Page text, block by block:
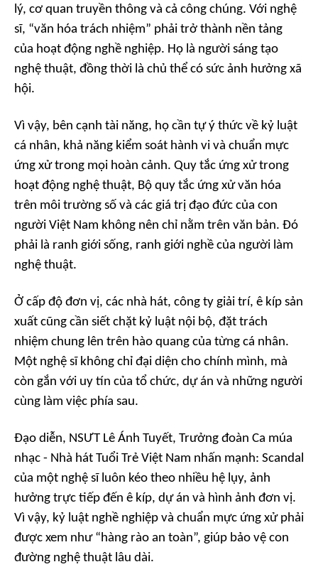
lý, cơ quan truyền thông và cả công chúng. Với nghệ
sĩ, “văn hóa trách nhiệm” phải trở thành nền tảng
của hoạt động nghề nghiệp. Họ là người sáng tạo
nghệ thuật, đồng thời là chủ thể có sức ảnh hưởng xã
hội.
Vì vậy, bên cạnh tài năng, họ cần tự ý thức về kỷ luật
cá nhân, khả năng kiểm soát hành vi và chuẩn mực
ứng xử trong mọi hoàn cảnh. Quy tắc ứng xử trong
hoạt động nghệ thuật, Bộ quy tắc ứng xử văn hóa
trên môi trường số và các giá trị đạo đức của con
người Việt Nam không nên chỉ nằm trên văn bản. Đó
phải là ranh giới sống, ranh giới nghề của người làm
nghệ thuật.
Ở cấp độ đơn vị, các nhà hát, công ty giải trí, ê kíp sản
xuất cũng cần siết chặt kỷ luật nội bộ, đặt trách
nhiệm chung lên trên hào quang của từng cá nhân.
Một nghệ sĩ không chỉ đại diện cho chính mình, mà
còn gắn với uy tín của tổ chức, dự án và những người
cùng làm việc phía sau.
Đạo diễn, NSƯT Lê Ánh Tuyết, Trưởng đoàn Ca múa
nhạc - Nhà hát Tuổi Trẻ Việt Nam nhấn mạnh: Scandal
của một nghệ sĩ luôn kéo theo nhiều hệ lụy, ảnh
hưởng trực tiếp đến ê kíp, dự án và hình ảnh đơn vị.
Vì vậy, kỷ luật nghề nghiệp và chuẩn mực ứng xử phải
được xem như “hàng rào an toàn”, giúp bảo vệ con
đường nghệ thuật lâu dài.